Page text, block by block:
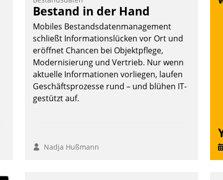
Vernetzungsideen fürs Quartier.
Dazwischen zeigte Datatrain, was es
Neues zu bieten hat.
Nadja Hußmann
Bestand in der Hand
Mobiles Bestandsdatenmanagement
schließt Informationslücken vor Ort und
eröffnet Chancen bei Objektpflege,
Modernisierung und Vertrieb. Nur wenn
aktuelle Informationen vorliegen, laufen
Geschäftsprozesse rund – und blühen IT-
gestützt auf.
Nadja Hußmann